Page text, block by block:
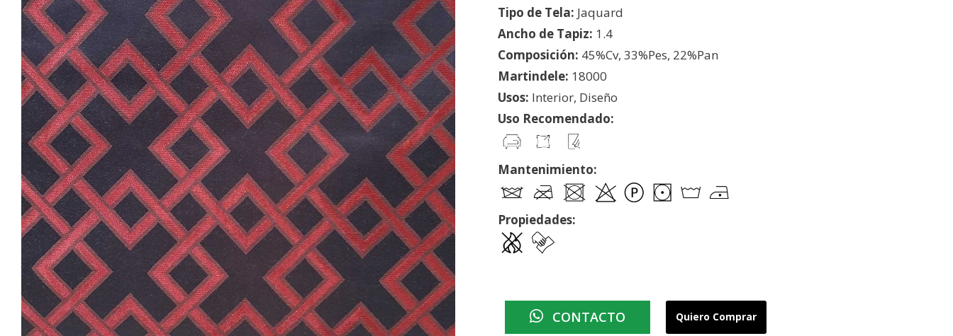
Tipo de Tela: Jaquard
Ancho de Tapiz: 1.4
Composición: 45%Cv, 33%Pes, 22%Pan
Martindele: 18000
Usos: Interior, Diseño
Uso Recomendado:
Mantenimiento:
Propiedades:
CONTACTO Quiero Comprar